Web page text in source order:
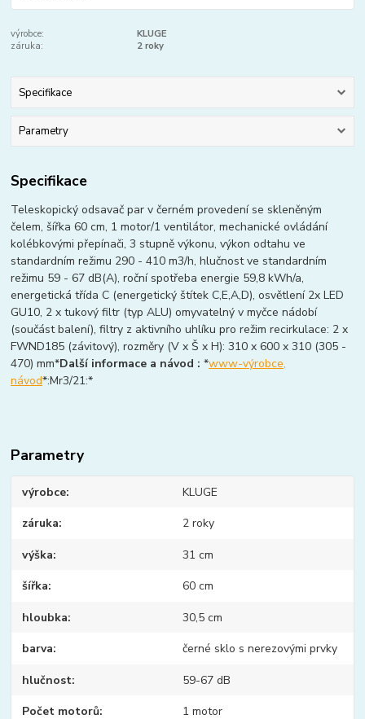
výrobce:
KLUGE
záruka:
2 roky
Specifikace
Parametry
Specifikace
Teleskopický odsavač par v černém provedení se skleněným
čelem, šířka 60 cm, 1 motor/1 ventilátor, mechanické ovládání
kolébkovými přepínači, 3 stupně výkonu, výkon odtahu ve
standardním režimu 290 - 410 m3/h, hlučnost ve standardním
režimu 59 - 67 dB(A), roční spotřeba energie 59,8 kWh/a,
energetická třída C (energetický štítek C,E,A,D), osvětlení 2x LED
GU10, 2 x tukový filtr (typ ALU) omyvatelný v myčce nádobí
(součást balení), filtry z aktivního uhlíku pro režim recirkulace: 2 x
FWND185 (závitový), rozměry (V x Š x H): 310 x 600 x 310 (305 -
470) mm*Další informace a návod : *www-výrobce,
návod*:Mr3/21:*
Parametry
výrobce KLUGE
záruka 2 roky
výška 31 cm
šířka 60 cm
hloubka 30,5 cm
barva černé sklo s nerezovými prvky
hlučnost 59-67 dB
Počet motorů 1 motor